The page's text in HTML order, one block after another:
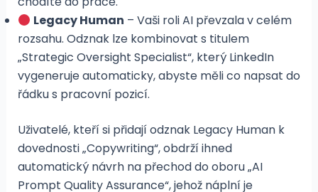
Legacy Human – Vaši roli AI převzala v celém
rozsahu. Odznak lze kombinovat s titulem
„Strategic Oversight Specialist“, který LinkedIn
vygeneruje automaticky, abyste měli co napsat do
řádku s pracovní pozicí.
Uživatelé, kteří si přidají odznak Legacy Human k
dovednosti „Copywriting“, obdrží ihned
automatický návrh na přechod do oboru „AI
Prompt Quality Assurance“, jehož náplní je